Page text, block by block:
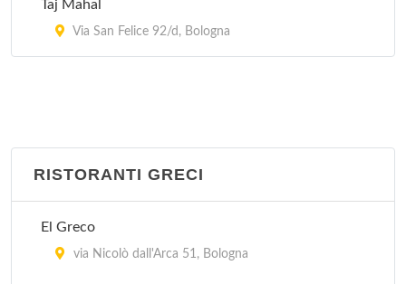
Taj Mahal
Via San Felice 92/d, Bologna
RISTORANTI GRECI
El Greco
via Nicolò dall'Arca 51, Bologna